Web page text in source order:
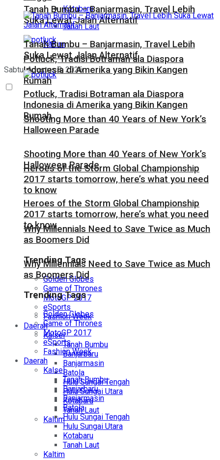
Kotabaru
Tanah Laut
Kaltim
Sabtu, Agustus 8, 2026
Tanah Bumbu – Banjarmasin, Travel Lebih
Suka Lewat Jalan Alternatif
Potluck, Tradisi Botraman ala Diaspora
Indonesia di Amerika yang Bikin Kangen
Rumah
Shooting More than 40 Years of New York’s
Halloween Parade
Heroes of the Storm Global Championship
2017 starts tomorrow, here’s what you need
to know
Why Millennials Need to Save Twice as Much
as Boomers Did
Trending Tags
Golden Globes
Game of Thrones
MotoGP 2017
eSports
Fashion Week
Daerah
Kalsel
Tanah Bumbu
Banjarbaru
Banjarmasin
Batola
Hulu Sungai Tengah
Hulu Sungai Utara
Kotabaru
Tanah Laut
Kaltim
Tanah Bumbu – Banjarmasin, Travel Lebih
Suka Lewat Jalan Alternatif
Potluck, Tradisi Botraman ala Diaspora
Indonesia di Amerika yang Bikin Kangen
Rumah
Shooting More than 40 Years of New York’s
Halloween Parade
Heroes of the Storm Global Championship
2017 starts tomorrow, here’s what you need
to know
Why Millennials Need to Save Twice as Much
as Boomers Did
Trending Tags
Golden Globes
Game of Thrones
MotoGP 2017
eSports
Fashion Week
Daerah
Kalsel
Tanah Bumbu
Banjarbaru
Banjarmasin
Batola
Hulu Sungai Tengah
Hulu Sungai Utara
Kotabaru
Tanah Laut
Kaltim